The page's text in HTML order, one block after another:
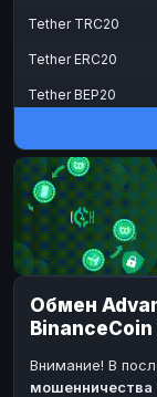
Tether TRC20
Tether ERC20
Tether BEP20
Toncoin
Dogecoin
TRX
Bitcoin Cash
BinanceCoin
Обмен
BinanceCoin
Внимание! В
мошенничества